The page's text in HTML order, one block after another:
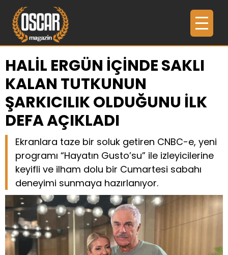
HALİL ERGÜN İÇİNDE SAKLI
KALAN TUTKUNUN
ŞARKICILIK OLDUĞUNU İLK
DEFA AÇIKLADI
Ekranlara taze bir soluk getiren CNBC-e, yeni
programı “Hayatın Gusto’su” ile izleyicilerine
keyifli ve ilham dolu bir Cumartesi sabahı
deneyimi sunmaya hazırlanıyor.